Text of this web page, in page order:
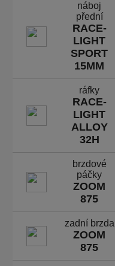
náboj
přední
RACE-
LIGHT
SPORT
15MM
ráfky
RACE-
LIGHT
ALLOY
32H
brzdové
páčky
ZOOM
875
zadní brzda
ZOOM
875